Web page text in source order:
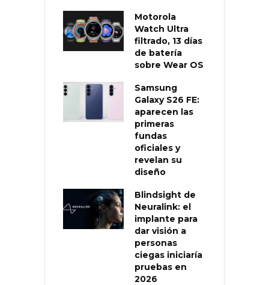
Motorola
Watch Ultra
filtrado, 13 días
de batería
sobre Wear OS
Samsung
Galaxy S26 FE:
aparecen las
primeras
fundas
oficiales y
revelan su
diseño
Blindsight de
Neuralink: el
implante para
dar visión a
personas
ciegas iniciaría
pruebas en
2026